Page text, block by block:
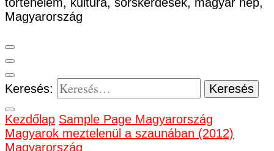
Magyarország
Keresés:
Kezdőlap Sample Page Magyarország
Magyarok meztelenül a szaunában (2012)
Magyarország